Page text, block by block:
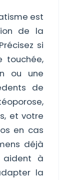
est
de la
si
touchée,
ou une
de
et votre
en cas
déjà
aident à
la